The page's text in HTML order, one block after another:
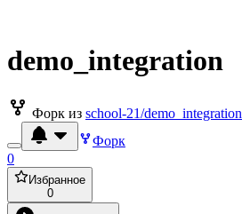
demo_integration
Форк из school-21/demo_integration
Форк
0
Избранное
0